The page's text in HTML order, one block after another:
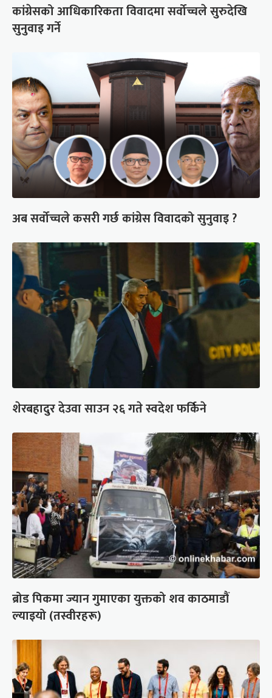
कांग्रेसको आधिकारिकता विवादमा सर्वोच्चले सुरुदेखि
सुनुवाइ गर्ने
अब सर्वोच्चले कसरी गर्छ कांग्रेस विवादको सुनुवाइ ?
शेरबहादुर देउवा साउन २६ गते स्वदेश फर्किने
ब्रोड पिकमा ज्यान गुमाएका युक्तको शव काठमाडौं
ल्याइयो (तस्वीरहरू)